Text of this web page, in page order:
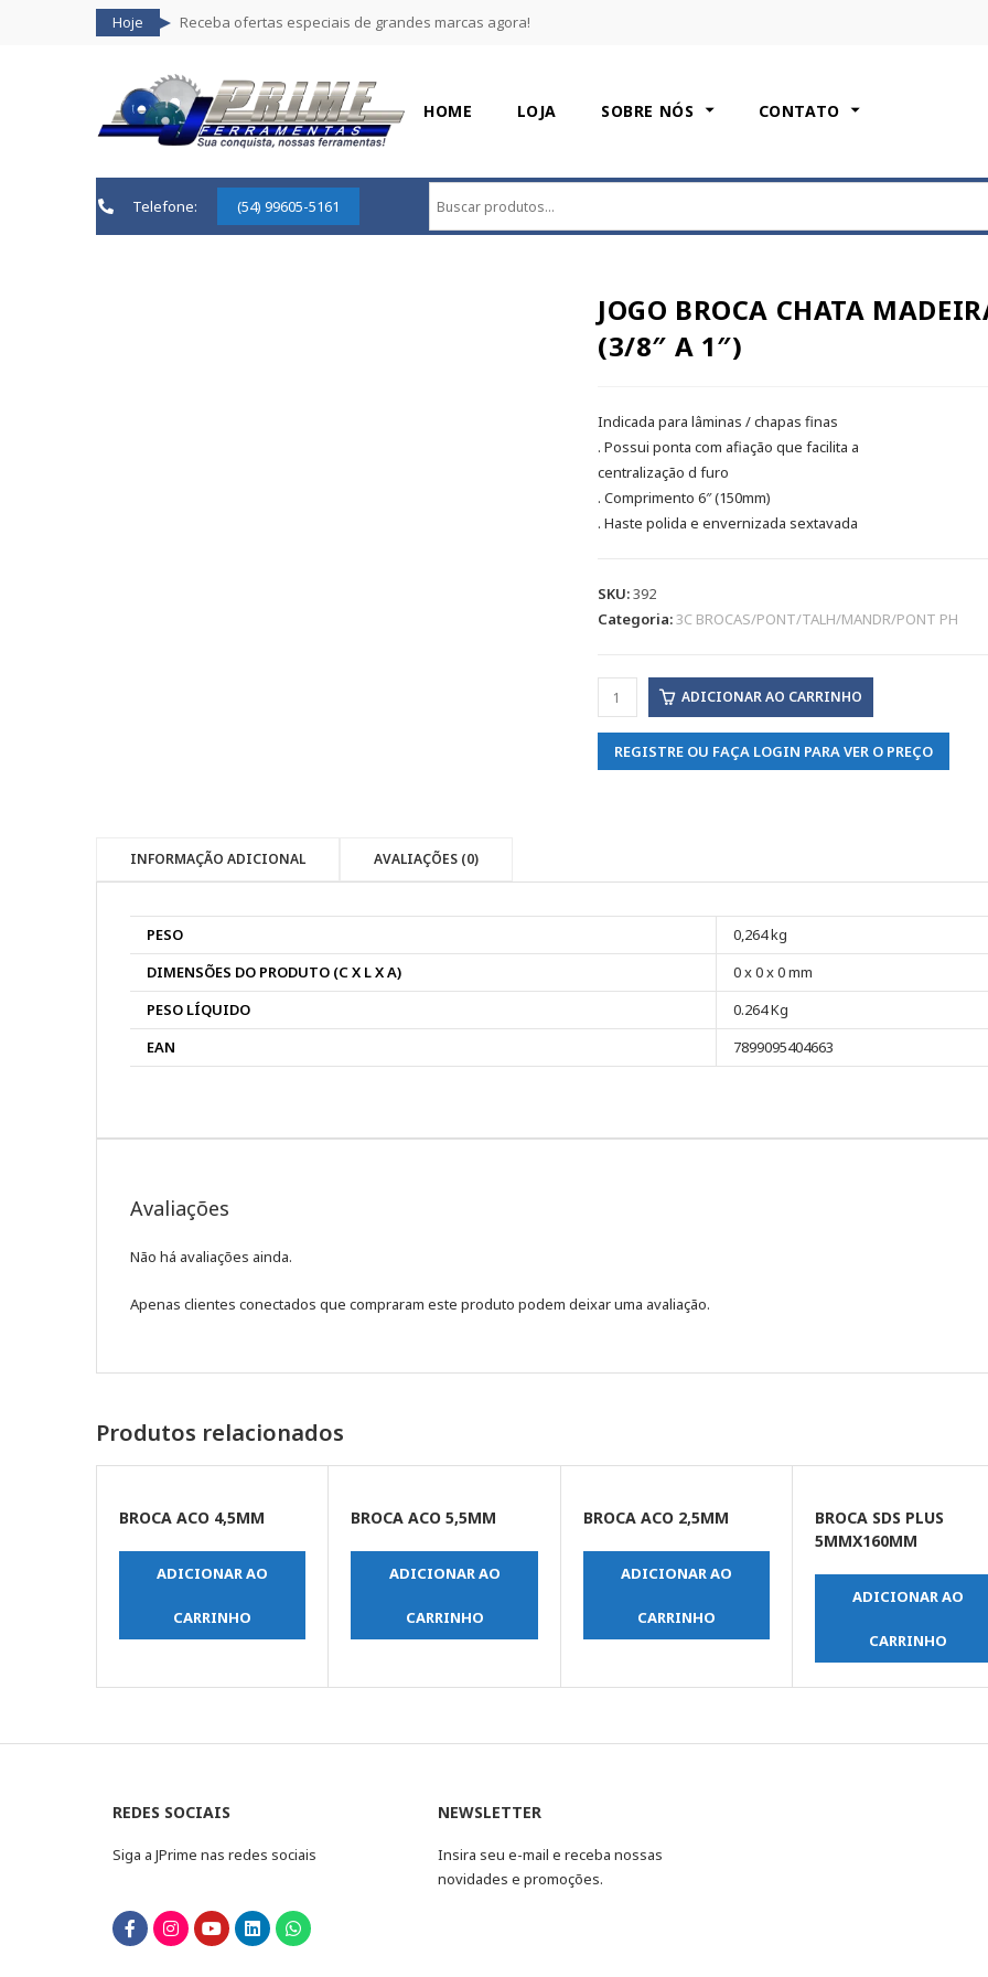
Hoje Receba ofertas especiais de grandes marcas agora!
HOME LOJA SOBRE NÓS CONTATO
Telefone: (54) 99605-5161
JOGO BROCA CHATA
(3/8″ A 1″)
Indicada para lâminas / chapas finas
. Possui ponta com afiação que facilita a
centralização d furo
. Comprimento 6″ (150mm)
. Haste polida e envernizada sextavada
SKU:392
Categoria:3C BROCAS/PONT/TALH/MANDR/PONT PH
ADICIONAR AO CARRINHO
REGISTRE OU FAÇA LOGIN PARA VER O PREÇO
INFORMAÇÃO ADICIONAL AVALIAÇÕES (0)
PESO
0,264 kg
DIMENSÕES DO PRODUTO (C X L X A)
0 x 0 x 0 mm
PESO LÍQUIDO
0.264 Kg
EAN
7899095404663
Avaliações
Não há avaliações ainda.
Apenas clientes conectados que compraram este produto podem deixar uma avaliação.
Produtos relacionados
BROCA ACO 4,5MM
ADICIONAR AO
CARRINHO
BROCA ACO 5,5MM
ADICIONAR AO
CARRINHO
BROCA ACO 2,5MM
ADICIONAR AO
CARRINHO
BROCA SDS PLUS
5MMX160MM
ADICIONAR AO
CARRINHO
REDES SOCIAIS
Siga a JPrime nas redes sociais
NEWSLETTER
Insira seu e-mail e receba nossas
novidades e promoções.